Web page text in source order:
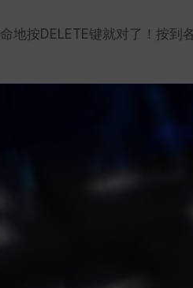
地按DELETE键就对了！按